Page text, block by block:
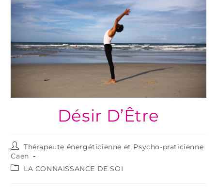
Désir D’Être
Thérapeute énergéticienne et Psycho-praticienne
Caen
LA CONNAISSANCE DE SOI